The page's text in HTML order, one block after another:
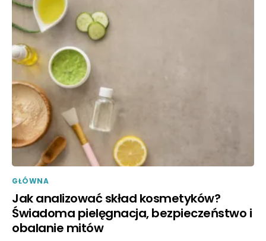
GŁÓWNA
Jak analizować skład kosmetyków?
Świadoma pielęgnacja, bezpieczeństwo i
obalanie mitów